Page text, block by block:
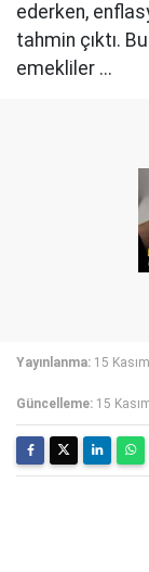
ederken,
tahmin çıktı.
emekliler ...
Yayınlanma: 15
Güncelleme: 15